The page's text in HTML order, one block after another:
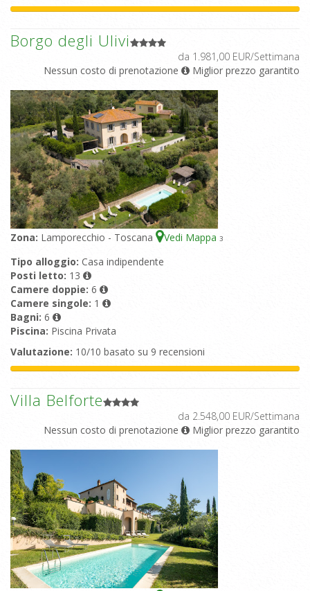
Borgo degli Ulivi
da 1.981,00 EUR/Settimana
Nessun costo di prenotazione
Miglior prezzo garantito
Zona: Lamporecchio - Toscana Vedi Mappa 3
Tipo alloggio: Casa indipendente
Posti letto: 13
Camere doppie: 6
Camere singole: 1
Bagni: 6
Piscina: Piscina Privata
Valutazione: 10/10 basato su 9 recensioni
Villa Belforte
da 2.548,00 EUR/Settimana
Nessun costo di prenotazione
Miglior prezzo garantito